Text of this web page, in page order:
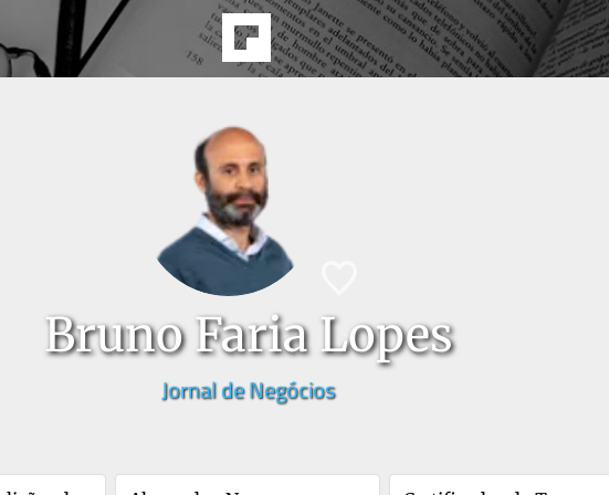
Bruno Faria Lopes
Jornal de Negócios